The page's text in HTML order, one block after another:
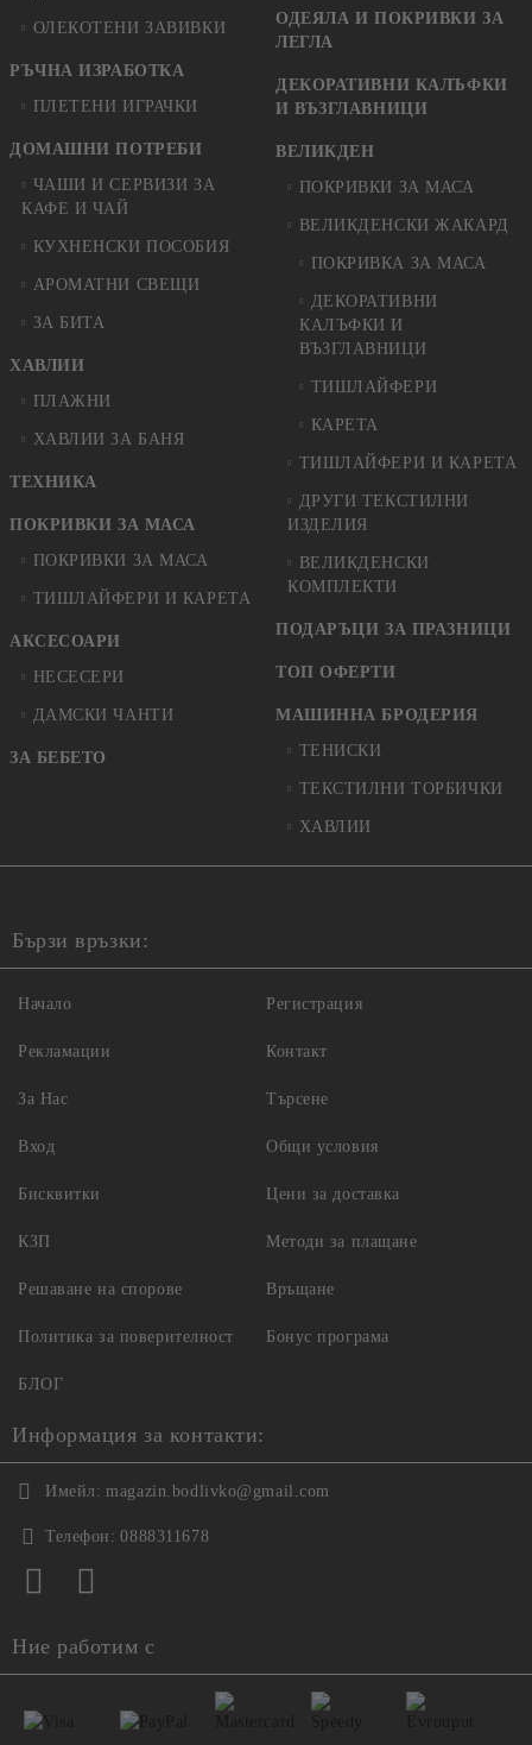
ОЛЕКОТЕНИ ЗАВИВКИ
РЪЧНА ИЗРАБОТКА
ПЛЕТЕНИ ИГРАЧКИ
ДОМАШНИ ПОТРЕБИ
ЧАШИ И СЕРВИЗИ ЗА
КАФЕ И ЧАЙ
КУХНЕНСКИ ПОСОБИЯ
АРОМАТНИ СВЕЩИ
ЗА БИТА
ХАВЛИИ
ПЛАЖНИ
ХАВЛИИ ЗА БАНЯ
ТЕХНИКА
ПОКРИВКИ ЗА МАСА
ПОКРИВКИ ЗА МАСА
ТИШЛАЙФЕРИ И КАРЕТА
АКСЕСОАРИ
НЕСЕСЕРИ
ДАМСКИ ЧАНТИ
ЗА БЕБЕТО
ОДЕЯЛА И ПОКРИВКИ ЗА
ЛЕГЛА
ДЕКОРАТИВНИ КАЛЪФКИ
И ВЪЗГЛАВНИЦИ
ВЕЛИКДЕН
ПОКРИВКИ ЗА МАСА
ВЕЛИКДЕНСКИ ЖАКАРД
ПОКРИВКА ЗА МАСА
ДЕКОРАТИВНИ
КАЛЪФКИ И
ВЪЗГЛАВНИЦИ
ТИШЛАЙФЕРИ
КАРЕТА
ТИШЛАЙФЕРИ И КАРЕТА
ДРУГИ ТЕКСТИЛНИ
ИЗДЕЛИЯ
ВЕЛИКДЕНСКИ
КОМПЛЕКТИ
ПОДАРЪЦИ ЗА ПРАЗНИЦИ
ТОП ОФЕРТИ
МАШИННА БРОДЕРИЯ
ТЕНИСКИ
ТЕКСТИЛНИ ТОРБИЧКИ
ХАВЛИИ
Бързи връзки:
Начало
Рекламации
За Нас
Вход
Регистрация
Контакт
Търсене
Общи условия
Бисквитки
КЗП
Решаване на спорове
Политика за поверителност
Цени за доставка
Методи за плащане
Връщане
Бонус програма
БЛОГ
Информация за контакти:
Имейл: magazin.bodlivko@gmail.com
Телефон: 0888311678
Ние работим с